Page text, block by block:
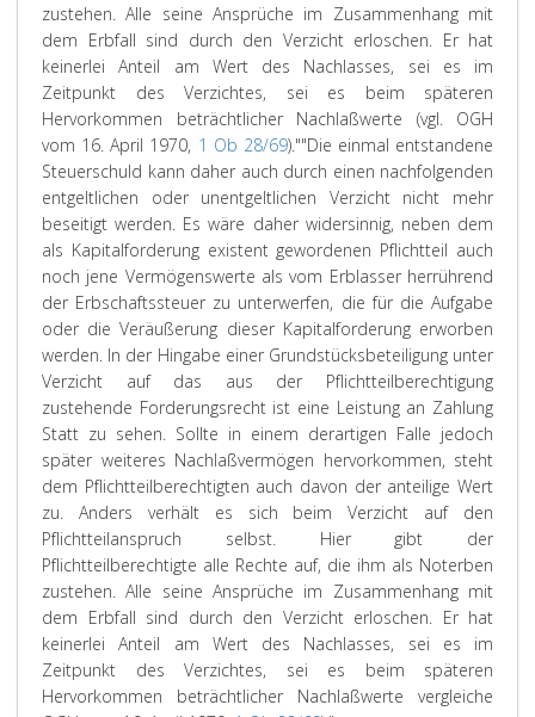
zustehen. Alle seine Ansprüche im Zusammenhang mit
dem Erbfall sind durch den Verzicht erloschen. Er hat
keinerlei Anteil am Wert des Nachlasses, sei es im
Zeitpunkt des Verzichtes, sei es beim späteren
Hervorkommen beträchtlicher Nachlaßwerte (vgl. OGH
vom 16. April 1970, 1 Ob 28/69).""Die einmal entstandene
Steuerschuld kann daher auch durch einen nachfolgenden
entgeltlichen oder unentgeltlichen Verzicht nicht mehr
beseitigt werden. Es wäre daher widersinnig, neben dem
als Kapitalforderung existent gewordenen Pflichtteil auch
noch jene Vermögenswerte als vom Erblasser herrührend
der Erbschaftssteuer zu unterwerfen, die für die Aufgabe
oder die Veräußerung dieser Kapitalforderung erworben
werden. In der Hingabe einer Grundstücksbeteiligung unter
Verzicht auf das aus der Pflichtteilberechtigung
zustehende Forderungsrecht ist eine Leistung an Zahlung
Statt zu sehen. Sollte in einem derartigen Falle jedoch
später weiteres Nachlaßvermögen hervorkommen, steht
dem Pflichtteilberechtigten auch davon der anteilige Wert
zu. Anders verhält es sich beim Verzicht auf den
Pflichtteilanspruch selbst. Hier gibt der
Pflichtteilberechtigte alle Rechte auf, die ihm als Noterben
zustehen. Alle seine Ansprüche im Zusammenhang mit
dem Erbfall sind durch den Verzicht erloschen. Er hat
keinerlei Anteil am Wert des Nachlasses, sei es im
Zeitpunkt des Verzichtes, sei es beim späteren
Hervorkommen beträchtlicher Nachlaßwerte vergleiche